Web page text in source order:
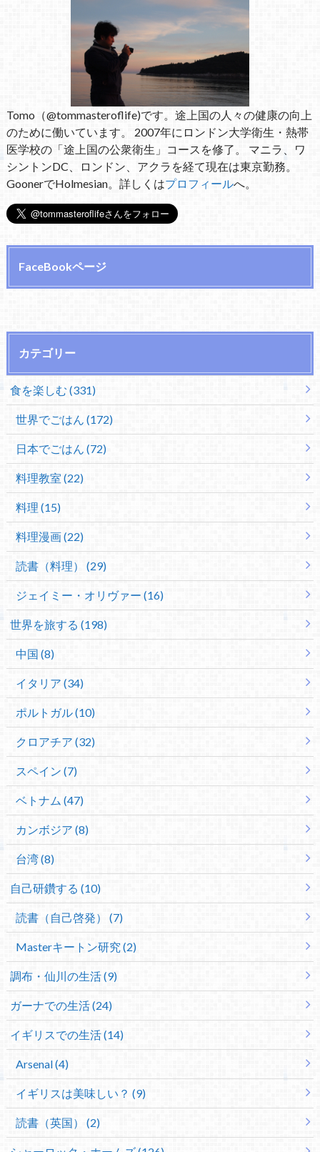
Tomo（@tommasteroflife)です。途上国の人々の健康の向上
のために働いています。 2007年にロンドン大学衛生・熱帯
医学校の「途上国の公衆衛生」コースを修了。 マニラ、ワ
シントンDC、ロンドン、アクラを経て現在は東京勤務。
GoonerでHolmesian。詳しくはプロフィールへ。
FaceBookページ
カテゴリー
食を楽しむ (331)
世界でごはん (172)
日本でごはん (72)
料理教室 (22)
料理 (15)
料理漫画 (22)
読書（料理） (29)
ジェイミー・オリヴァー (16)
世界を旅する (198)
中国 (8)
イタリア (34)
ポルトガル (10)
クロアチア (32)
スペイン (7)
ベトナム (47)
カンボジア (8)
台湾 (8)
自己研鑽する (10)
読書（自己啓発） (7)
Masterキートン研究 (2)
調布・仙川の生活 (9)
ガーナでの生活 (24)
イギリスでの生活 (14)
Arsenal (4)
イギリスは美味しい？ (9)
読書（英国） (2)